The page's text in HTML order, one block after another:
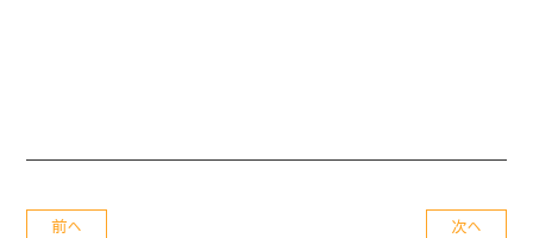
前へ 次へ